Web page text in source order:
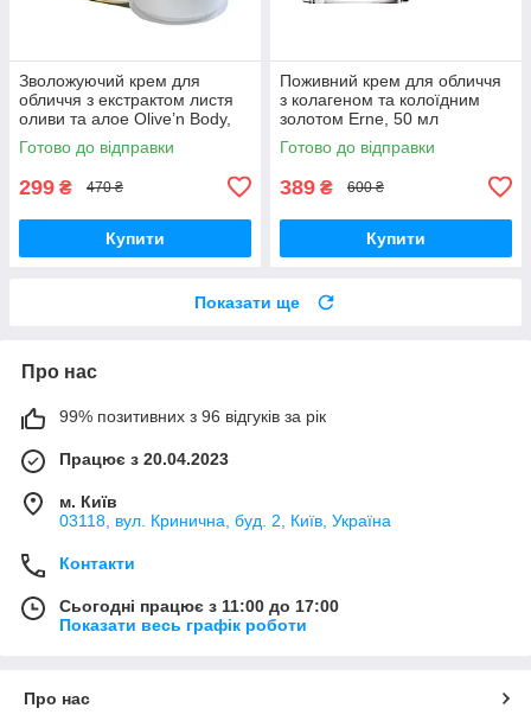
Зволожуючий крем для
обличчя з екстрактом листя
оливи та алое Olive’n Body,
100 мл
Готово до відправки
299 ₴ 470 ₴
Купити
Поживний крем для обличчя
з колагеном та колоїдним
золотом Erne, 50 мл
Готово до відправки
389 ₴ 600 ₴
Купити
Показати ще
Про нас
99% позитивних з 96 відгуків за рік
Працює з 20.04.2023
м. Київ
03118, вул. Кринична, буд. 2, Київ, Україна
Контакти
Сьогодні працює з 11:00 до 17:00
Показати весь графік роботи
Про нас